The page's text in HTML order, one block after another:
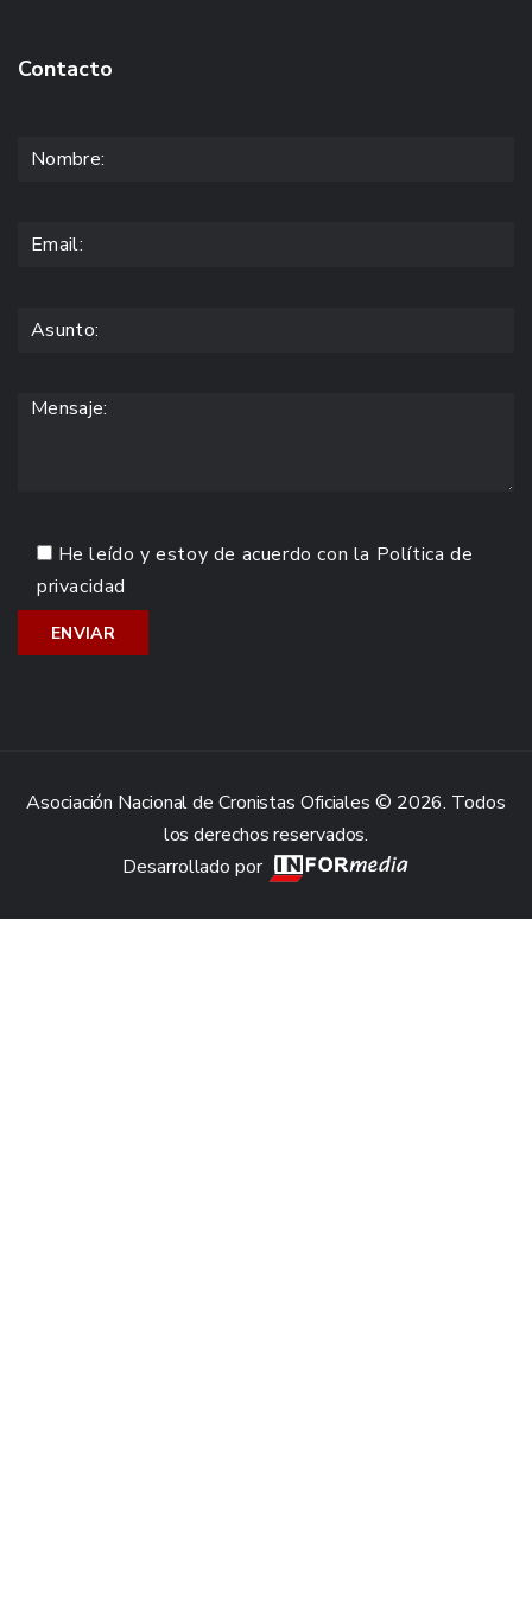
Contacto
He leído y estoy de acuerdo con la Política de
privacidad
Asociación Nacional de Cronistas Oficiales © 2026. Todos
los derechos reservados.
Desarrollado por